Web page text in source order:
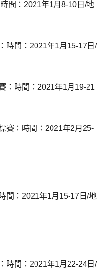
間：2021年1月8-10日/地
時間：2021年1月15-17日/
：時間：2021年1月19-21
賽：時間：2021年2月25-
間：2021年1月15-17日/地
時間：2021年1月22-24日/